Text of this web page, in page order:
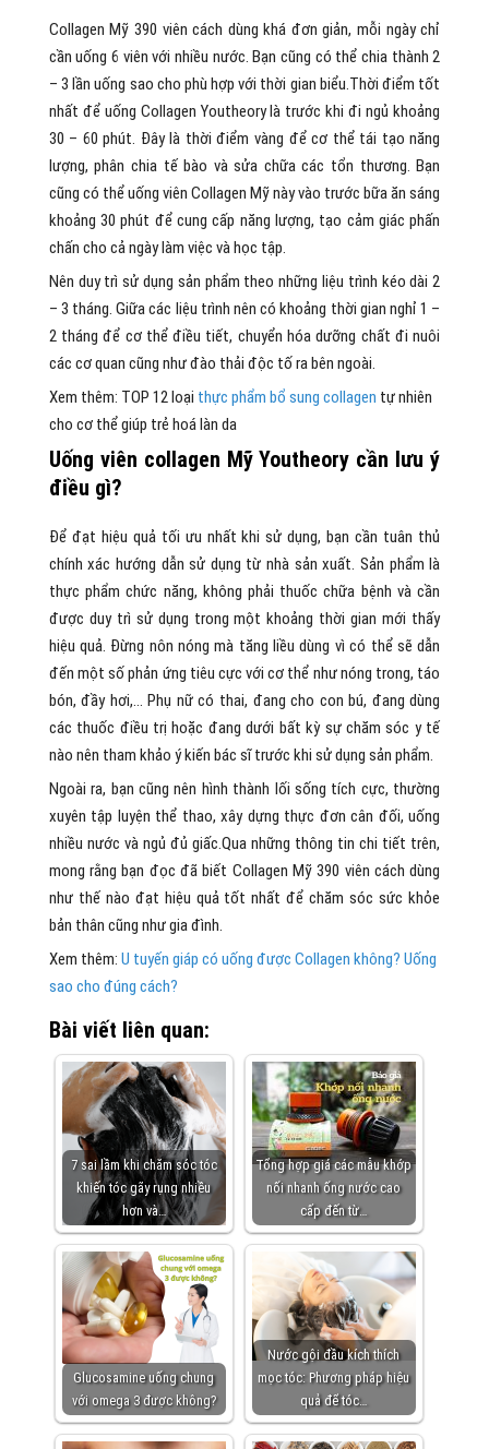
Collagen Mỹ 390 viên cách dùng khá đơn giản, mỗi ngày chỉ
cần uống 6 viên với nhiều nước. Bạn cũng có thể chia thành 2
– 3 lần uống sao cho phù hợp với thời gian biểu.Thời điểm tốt
nhất để uống Collagen Youtheory là trước khi đi ngủ khoảng
30 – 60 phút. Đây là thời điểm vàng để cơ thể tái tạo năng
lượng, phân chia tế bào và sửa chữa các tổn thương. Bạn
cũng có thể uống viên Collagen Mỹ này vào trước bữa ăn sáng
khoảng 30 phút để cung cấp năng lượng, tạo cảm giác phấn
chấn cho cả ngày làm việc và học tập.
Nên duy trì sử dụng sản phẩm theo những liệu trình kéo dài 2
– 3 tháng. Giữa các liệu trình nên có khoảng thời gian nghỉ 1 –
2 tháng để cơ thể điều tiết, chuyển hóa dưỡng chất đi nuôi
các cơ quan cũng như đào thải độc tố ra bên ngoài.
Xem thêm: TOP 12 loại thực phẩm bổ sung collagen tự nhiên
cho cơ thể giúp trẻ hoá làn da
Uống viên collagen Mỹ Youtheory cần lưu ý
điều gì?
Để đạt hiệu quả tối ưu nhất khi sử dụng, bạn cần tuân thủ
chính xác hướng dẫn sử dụng từ nhà sản xuất. Sản phẩm là
thực phẩm chức năng, không phải thuốc chữa bệnh và cần
được duy trì sử dụng trong một khoảng thời gian mới thấy
hiệu quả. Đừng nôn nóng mà tăng liều dùng vì có thể sẽ dẫn
đến một số phản ứng tiêu cực với cơ thể như nóng trong, táo
bón, đầy hơi,… Phụ nữ có thai, đang cho con bú, đang dùng
các thuốc điều trị hoặc đang dưới bất kỳ sự chăm sóc y tế
nào nên tham khảo ý kiến bác sĩ trước khi sử dụng sản phẩm.
Ngoài ra, bạn cũng nên hình thành lối sống tích cực, thường
xuyên tập luyện thể thao, xây dựng thực đơn cân đối, uống
nhiều nước và ngủ đủ giấc.Qua những thông tin chi tiết trên,
mong rằng bạn đọc đã biết Collagen Mỹ 390 viên cách dùng
như thế nào đạt hiệu quả tốt nhất để chăm sóc sức khỏe
bản thân cũng như gia đình.
Xem thêm: U tuyến giáp có uống được Collagen không? Uống
sao cho đúng cách?
Bài viết liên quan:
7 sai lầm khi chăm sóc tóc
khiến tóc gãy rụng nhiều
hơn và…
Tổng hợp giá các mẫu khớp
nối nhanh ống nước cao
cấp đến từ…
Glucosamine uống chung
với omega 3 được không?
Nước gội đầu kích thích
mọc tóc: Phương pháp hiệu
quả để tóc…